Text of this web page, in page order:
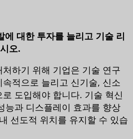
에 대한 투자를 늘리고 기술 리
오.
하기 위해 기업은 기술 연구
적으로 늘리고 신기술, 신소
도입해야 합니다. 기술 혁신
능과 디스플레이 효과를 향상
선도적 위치를 유지할 수 있습